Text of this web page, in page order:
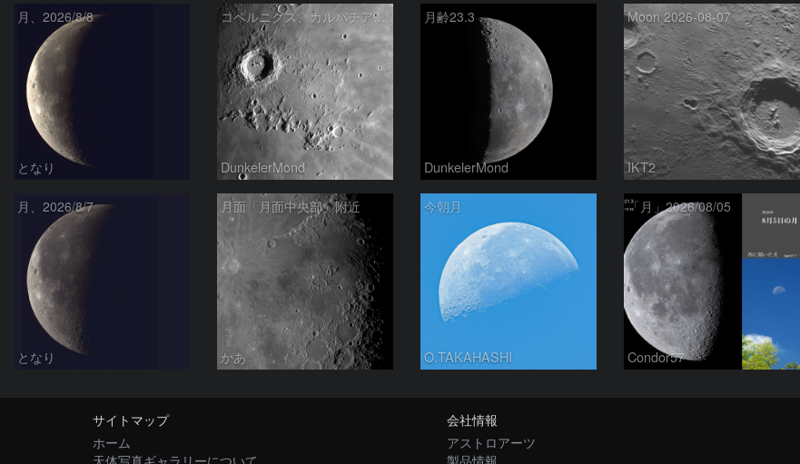
月、2026/8/8
となり
コペルニクス、カルパチア山脈付近
DunkelerMond
月齢23.3
DunkelerMond
Moon 2026-08-07
IKT2
月、2026/8/7
となり
月面「月面中央部」附近
かあ
今朝月
O.TAKAHASHI
「月」2026/08/05
Condor57
サイトマップ
ホーム
天体写真ギャラリーについて
会社情報
アストロアーツ
製品情報